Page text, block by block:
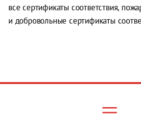
все сертификаты соответствия,
и добровольные сертификаты